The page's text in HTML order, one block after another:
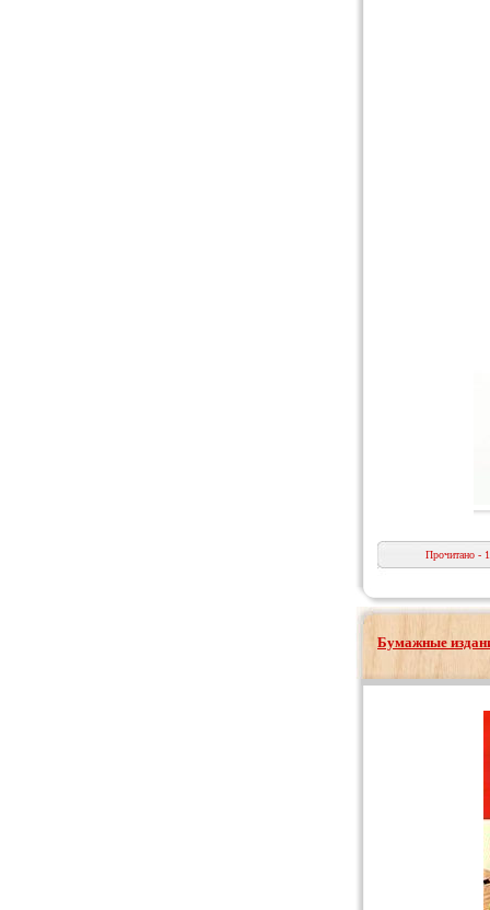
Прочитано -
Бумажные